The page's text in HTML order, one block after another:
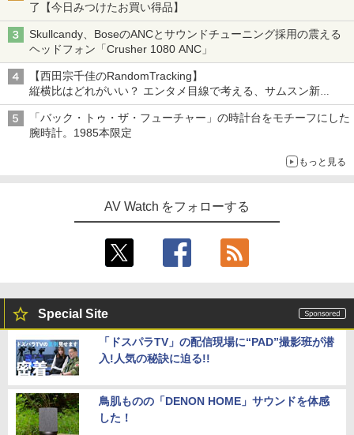
了【今日みつけたお買い得品】
Skullcandy、BoseのANCとサウンドチューニング採用の震える
ヘッドフォン「Crusher 1080 ANC」
【西田宗千佳のRandomTracking】
縦横比はどれがいい？ エンタメ目線で考える、サムスン新
「Galaxy Z Fold」
「バック・トゥ・ザ・フューチャー」の時計台をモチーフにした
腕時計。1985本限定
もっと見る
AV Watch をフォローする
Special Site
「ドスパラTV」の配信現場に“PAD”撮影班が潜
入!人気の秘訣に迫る!!
鳥肌ものの「DENON HOME」サウンドを体感
した！